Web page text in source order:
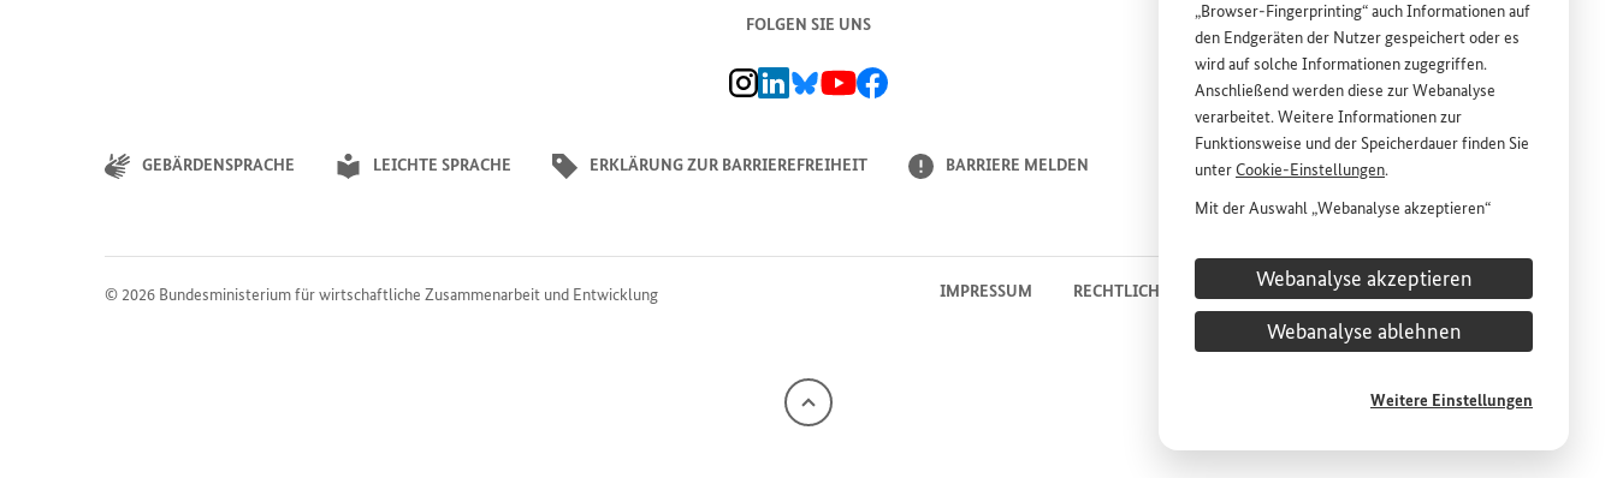
„Browser-Fingerprinting“ auch Informationen auf
den Endgeräten der Nutzer gespeichert oder es
wird auf solche Informationen zugegriffen.
Anschließend werden diese zur Webanalyse
verarbeitet. Weitere Informationen zur
Funktionsweise und der Speicherdauer finden Sie
unterCookie-Einstellungen.
Mit der Auswahl „Webanalyse akzeptieren“
Dienstes „Matomo“ auf derWebsitedes
Bundesministeriums für wirtschaftliche
Entwicklung und Zusammenarbeit (BMZ) zu.
Diese Einwilligung ist freiwillig, für die Nutzung
jederzeit für die Zukunft unterCookie-
Webanalyse akzeptieren
Webanalyse ablehnen
Weitere Einstellungen
FOLGEN SIE UNS
BMZ Instagram-Kanal, Externer Link
BMZ LinkedIn Unternehmensseite, Externer Link
BMZ Bluesky-Seite, Externer Link
BMZ Youtube-Kanal, Externer Link
BMZ Facebook-Seite, Externer Link
GEBÄRDENSPRACHE LEICHTE SPRACHE ERKLÄRUNG ZUR BARRIEREFREIHEIT BARRIERE MELDEN ENGLISH
KONTAKT
© 2026 Bundesministerium für wirtschaftliche Zusammenarbeit und Entwicklung IMPRESSUM RECHTLICHE HINWEISE
DATENSCHUTZHINWEIS
COOKIE-EINSTELLUNGEN